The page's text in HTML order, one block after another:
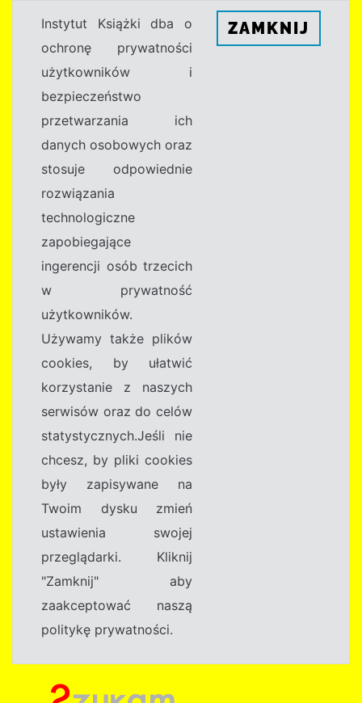
Instytut Książki dba o
ochronę prywatności
użytkowników i
bezpieczeństwo
przetwarzania ich
danych osobowych oraz
stosuje odpowiednie
rozwiązania
technologiczne
zapobiegające
ingerencji osób trzecich
w prywatność
użytkowników.
Używamy także plików
cookies, by ułatwić
korzystanie z naszych
serwisów oraz do celów
statystycznych.Jeśli nie
chcesz, by pliki cookies
były zapisywane na
Twoim dysku zmień
ustawienia swojej
przeglądarki. Kliknij
"Zamknij" aby
zaakceptować naszą
politykę prywatności.
ZAMKNIJ